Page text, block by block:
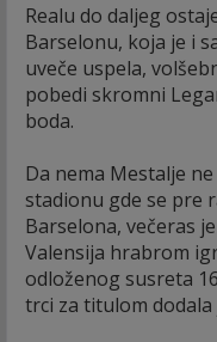
Realu do daljeg
Barselonu, koja je i
uveče uspela,
pobedi skromni
boda.
Da nema Mestalje
stadionu gde se pre
Barselona, večeras
Valensija hrabrom
odloženog susreta
trci za titulom